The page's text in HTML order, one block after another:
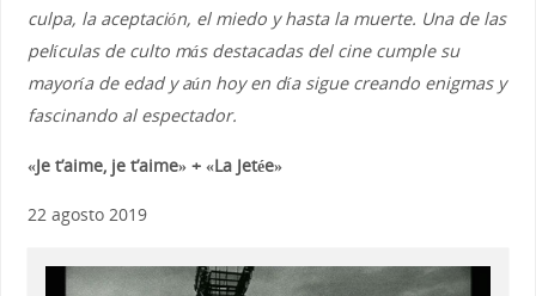
culpa, la aceptación, el miedo y hasta la muerte. Una de las
películas de culto más destacadas del cine cumple su
mayoría de edad y aún hoy en día sigue creando enigmas y
fascinando al espectador.
«Je t’aime, je t’aime» + «La Jetée»
22 agosto 2019